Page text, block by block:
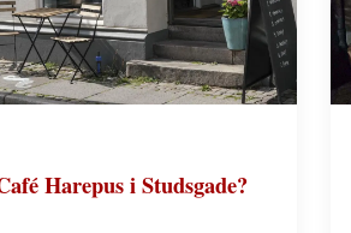
Harepus i Studsgade?